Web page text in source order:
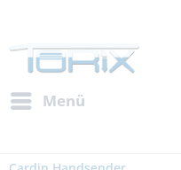
Menü